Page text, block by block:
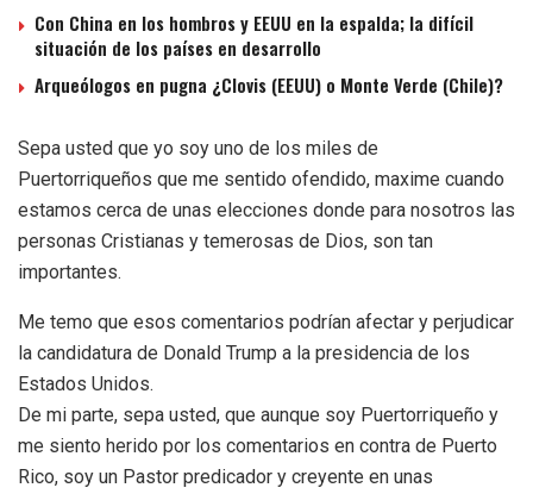
Con China en los hombros y EEUU en la espalda; la difícil
situación de los países en desarrollo
Arqueólogos en pugna ¿Clovis (EEUU) o Monte Verde (Chile)?
Sepa usted que yo soy uno de los miles de
Puertorriqueños que me sentido ofendido, maxime cuando
estamos cerca de unas elecciones donde para nosotros las
personas Cristianas y temerosas de Dios, son tan
importantes.
Me temo que esos comentarios podrían afectar y perjudicar
la candidatura de Donald Trump a la presidencia de los
Estados Unidos.
De mi parte, sepa usted, que aunque soy Puertorriqueño y
me siento herido por los comentarios en contra de Puerto
Rico, soy un Pastor predicador y creyente en unas